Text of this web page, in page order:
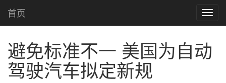
首页
避免标准不一 美国为自动
驾驶汽车拟定新规